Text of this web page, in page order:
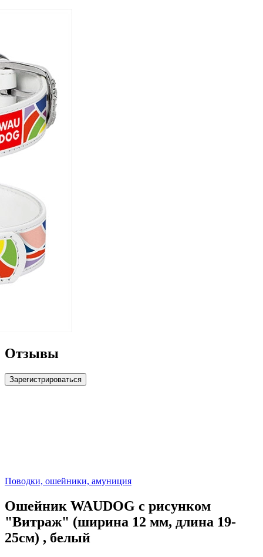
Отзывы
Зарегистрироваться
Поводки, ошейники, амуниция
Ошейник WAUDOG с рисунком
"Витраж" (ширина 12 мм, длина 19-
25см) , белый